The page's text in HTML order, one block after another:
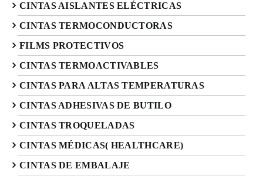
CINTAS AISLANTES ELÉCTRICAS
CINTAS TERMOCONDUCTORAS
FILMS PROTECTIVOS
CINTAS TERMOACTIVABLES
CINTAS PARA ALTAS TEMPERATURAS
CINTAS ADHESIVAS DE BUTILO
CINTAS TROQUELADAS
CINTAS MÉDICAS( HEALTHCARE)
CINTAS DE EMBALAJE